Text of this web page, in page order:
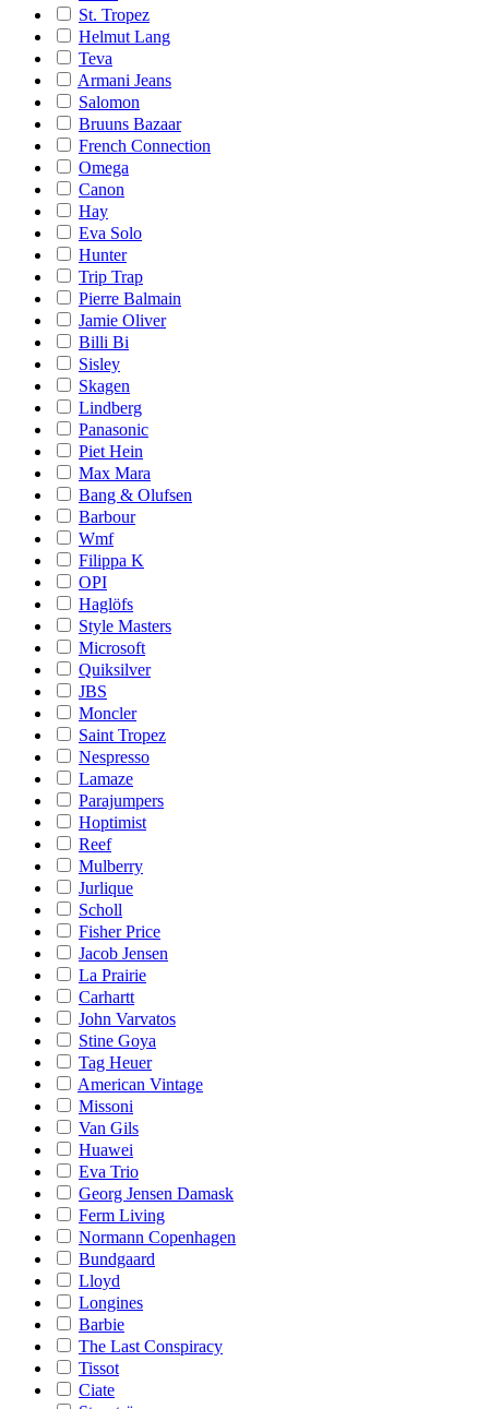
St. Tropez
Helmut Lang
Teva
Armani Jeans
Salomon
Bruuns Bazaar
French Connection
Omega
Canon
Hay
Eva Solo
Hunter
Trip Trap
Pierre Balmain
Jamie Oliver
Billi Bi
Sisley
Skagen
Lindberg
Panasonic
Piet Hein
Max Mara
Bang & Olufsen
Barbour
Wmf
Filippa K
OPI
Haglöfs
Style Masters
Microsoft
Quiksilver
JBS
Moncler
Saint Tropez
Nespresso
Lamaze
Parajumpers
Hoptimist
Reef
Mulberry
Jurlique
Scholl
Fisher Price
Jacob Jensen
La Prairie
Carhartt
John Varvatos
Stine Goya
Tag Heuer
American Vintage
Missoni
Van Gils
Huawei
Eva Trio
Georg Jensen Damask
Ferm Living
Normann Copenhagen
Bundgaard
Lloyd
Longines
Barbie
The Last Conspiracy
Tissot
Ciate